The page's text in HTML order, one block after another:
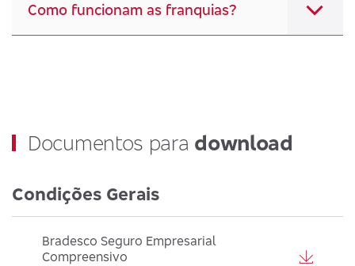
Como funcionam as franquias?
Documentos para download
Condições Gerais
Bradesco Seguro Empresarial
Compreensivo